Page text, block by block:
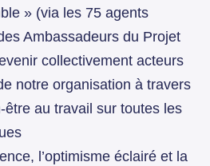
» (via les 75 agents
Ambassadeurs du Projet
collectivement acteurs
notre organisation à travers
être au travail sur toutes les
l’optimisme éclairé et la